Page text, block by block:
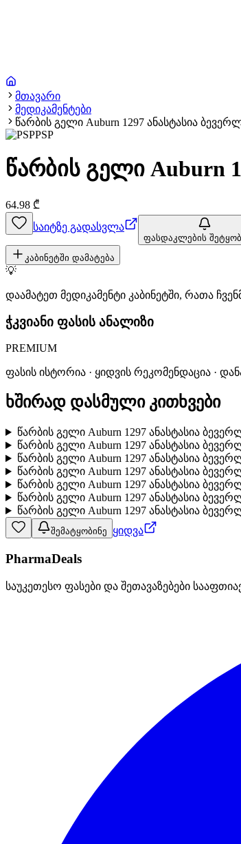
მთავარი
მედიკამენტები
წარბის გელი Auburn 1297 ანასტასია
PSP
წარბის გელი Auburn
64.98 ₾
საიტზე გადასვლა
ფასდაკლების
კაბინეტში დამატება
💡
დაამატეთ მედიკამენტი კაბინეტში, რათა
ჭკვიანი ფასის ანალიზი
PREMIUM
ფასის ისტორია · ყიდვის რეკომენდაცია ·
ხშირად დასმული კითხვები
წარბის გელი Auburn 1297 ანასტასია
წარბის გელი Auburn 1297 ანასტასია
წარბის გელი Auburn 1297 ანასტასია
წარბის გელი Auburn 1297 ანასტასია
წარბის გელი Auburn 1297 ანასტასია
წარბის გელი Auburn 1297 ანასტასია
წარბის გელი Auburn 1297 ანასტასია
შემატყობინე ყიდვა
PharmaDeals
საუკეთესო ფასები და შეთავაზებები